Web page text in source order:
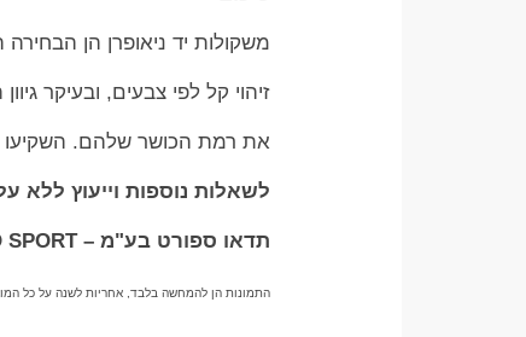
משקולות יד ניאופרן הן
זיהוי קל לפי צבעים, ובעיקר
את רמת הכושר שלהם. השקיעו
לשאלות נוספות וייעוץ ללא עלות
תדאו ספורט בע"מ – TADDEO SPORT
התמונות הן להמחשה בלבד, אחריות לשנה על כל